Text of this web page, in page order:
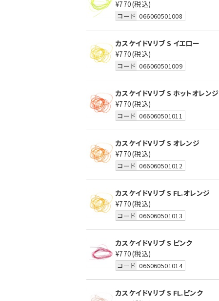
¥770(税込)
コード 066060501008
カスケイドVリブ S イエロー
¥770(税込)
コード 066060501009
カスケイドVリブ S ホットオレンジ
¥770(税込)
コード 066060501011
カスケイドVリブ S オレンジ
¥770(税込)
コード 066060501012
カスケイドVリブ S FL.オレンジ
¥770(税込)
コード 066060501013
カスケイドVリブ S ピンク
¥770(税込)
コード 066060501014
カスケイドVリブ S FL.ピンク